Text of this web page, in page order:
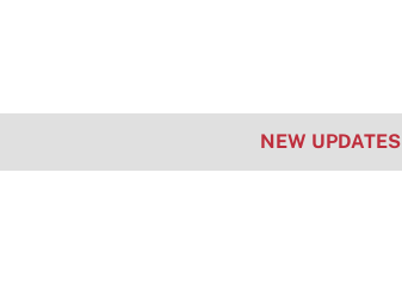
NEW UPDATES